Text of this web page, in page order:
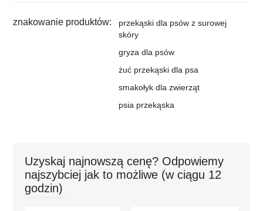
znakowanie produktów:
przekąski dla psów z surowej
skóry
gryza dla psów
żuć przekąski dla psa
smakołyk dla zwierząt
psia przekąska
Uzyskaj najnowszą cenę? Odpowiemy
najszybciej jak to możliwe (w ciągu 12
godzin)